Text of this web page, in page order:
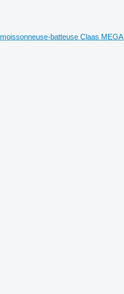
moissonneuse-batteuse Claas MEGA